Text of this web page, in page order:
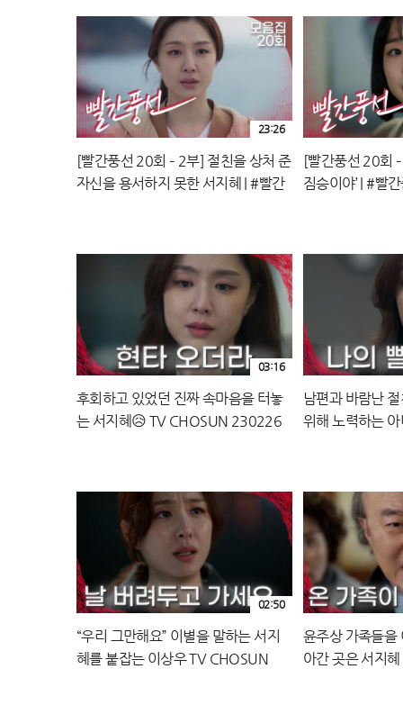
[빨간풍선 20회 – 2부] 절친을 상처 준
자신을 용서하지 못한 서지혜 | #빨간
23:26
[빨간풍선 20회
짐승이야’ | #빨
후회하고 있었던 진짜 속마음을 터놓
는 서지혜😥 TV CHOSUN 230226
03:16
남편과 바람난
위해 노력하는
“우리 그만해요” 이별을 말하는 서지
혜를 붙잡는 이상우 TV CHOSUN
02:50
윤주상 가족들을
아간 곳은 서지